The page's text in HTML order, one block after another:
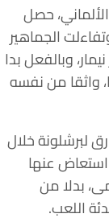
حصل
الجماهير
وبالفعل بدا
واثقا من نفسه
لبرشلونة خلال
استعاض عنها
بدلا من
اللعب.